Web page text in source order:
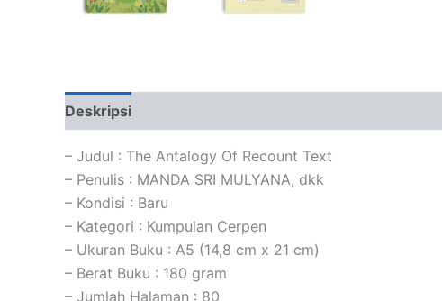
Deskripsi
– Judul : The Antalogy Of Recount Text
– Penulis : MANDA SRI MULYANA, dkk
– Kondisi : Baru
– Kategori : Kumpulan Cerpen
– Ukuran Buku : A5 (14,8 cm x 21 cm)
– Berat Buku : 180 gram
– Jumlah Halaman : 80